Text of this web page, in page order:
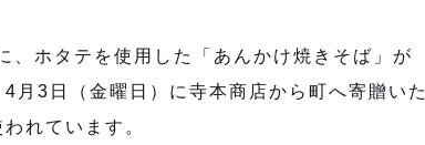
ホタテを使用した「あんかけ焼きそば」が
月3日（金曜日）に寺本商店から町へ寄贈いた
れています。